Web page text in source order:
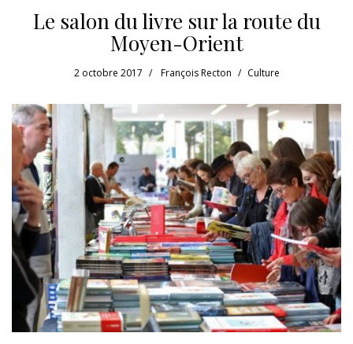
Le salon du livre sur la route du
Moyen-Orient
2 octobre 2017 François Recton Culture